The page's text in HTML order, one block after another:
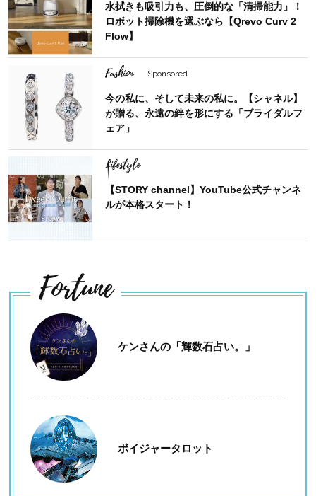
水拭きも吸引力も、圧倒的な「清掃能力」！
ロボット掃除機を選ぶなら【Qrevo Curv 2
Flow】
Fashion Sponsored
今の私に、そして未来の私に。【シャネル】
が贈る、永遠の絆を形にする「ブライダルフ
ェア」
Lifestyle
【STORY channel】YouTube公式チャンネ
ルが本格スタート！
Fortune
ケンさんの「輝数石占い。」
ボイジャータロット